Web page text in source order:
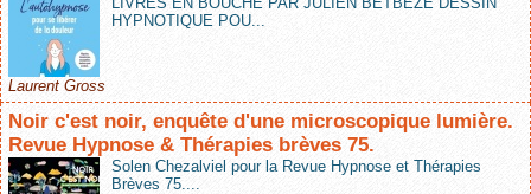
HYPNOTIQUE POU...
Laurent Gross
Noir c'est noir, enquête d'une microscopique lumière.
Revue Hypnose & Thérapies brèves 75.
Solen Chezalviel pour la Revue Hypnose et Thérapies
Brèves 75....